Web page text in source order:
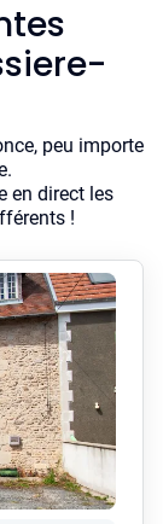
peu importe
en direct les
!